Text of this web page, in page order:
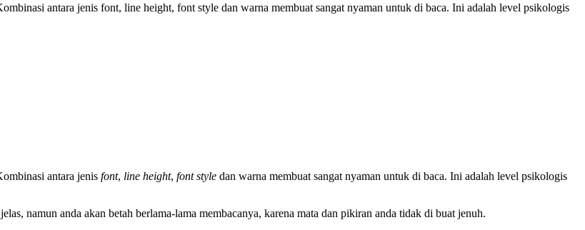
antara jenis font, line height, font style dan warna membuat sangat nyaman untuk di baca. Ini adalah level psikologis
antara jenis font, line height, font style dan warna membuat sangat nyaman untuk di baca. Ini adalah level psikologis
namun anda akan betah berlama-lama membacanya, karena mata dan pikiran anda tidak di buat jenuh.